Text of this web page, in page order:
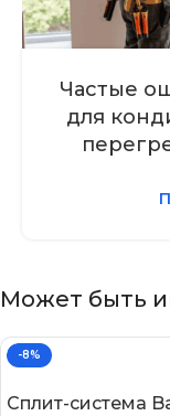
Частые
для
Может быть
-8%
Сплит-система